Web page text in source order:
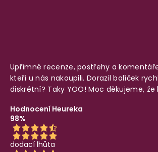
Upřímné recenze, postřehy a
kteří u nás nakoupili. Dorazil balíček
diskrétní? Taky YOO! Moc děkujeme,
Hodnocení Heureka
98%
dodací lhůta